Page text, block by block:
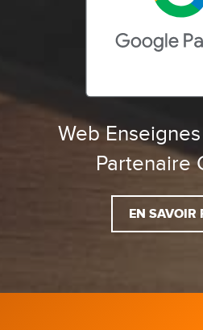
Web
Partenaire
EN SAVOIR